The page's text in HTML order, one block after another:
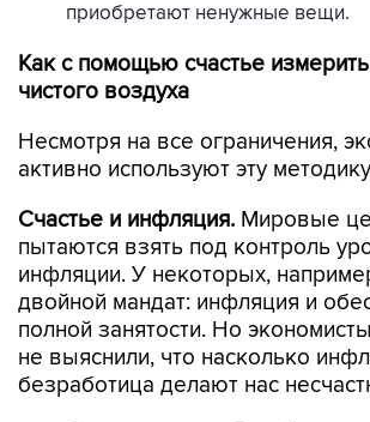
приобретают ненужные вещи.
Как с помощью счастье
чистого воздуха
Несмотря на все ограничения,
активно используют эту
Счастье и инфляция. Мировые
пытаются взять под контроль
инфляции. У некоторых,
двойной мандат: инфляция и
полной занятости. Но
не выяснили, что насколько
безработица делают нас